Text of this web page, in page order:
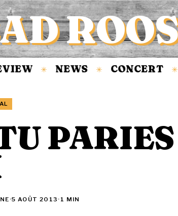
✳ NEWS ✳ CONCERT ✳
·5 AOÛT 2013 · 1 MIN